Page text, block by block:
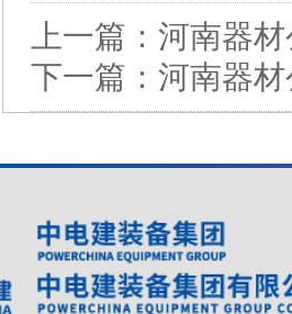
上一篇： 河南器
下一篇： 河南器